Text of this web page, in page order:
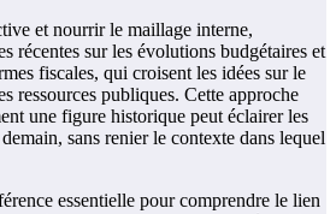
et nourrir le maillage interne,
récentes sur les évolutions budgétaires et
fiscales, qui croisent les idées sur le
ressources publiques. Cette approche
une figure historique peut éclairer les
sans renier le contexte dans lequel
essentielle pour comprendre le lien